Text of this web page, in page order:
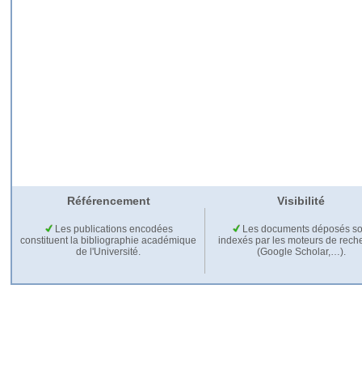
Référencement Visibilité
Les publications encodées
constituent la bibliographie académique
de l'Université.
Les documents déposés
indexés par les moteurs de
(Google Scholar,…).